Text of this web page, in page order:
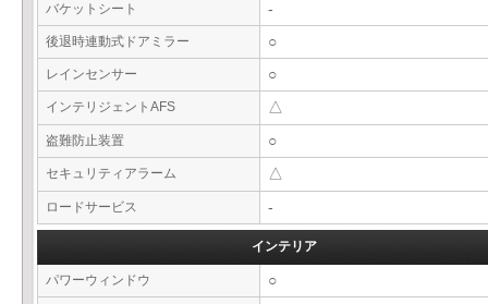
バケットシート -
後退時連動式ドアミラー ○
レインセンサー ○
インテリジェントAFS △
盗難防止装置 ○
セキュリティアラーム △
ロードサービス -
インテリア
パワーウィンドウ ○